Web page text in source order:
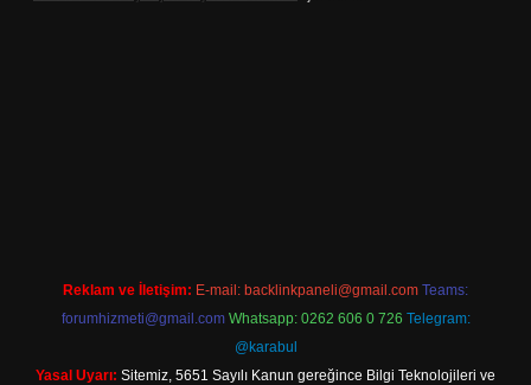
Reklam ve İletişim: E-mail: backlinkpaneli@gmail.com Teams:
forumhizmeti@gmail.com Whatsapp: 0262 606 0 726 Telegram:
@karabul
Yasal Uyarı: Sitemiz, 5651 Sayılı Kanun gereğince Bilgi Teknolojileri ve